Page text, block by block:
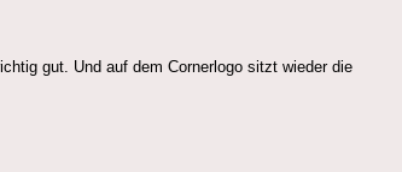
gut. Und auf dem Cornerlogo sitzt wieder die